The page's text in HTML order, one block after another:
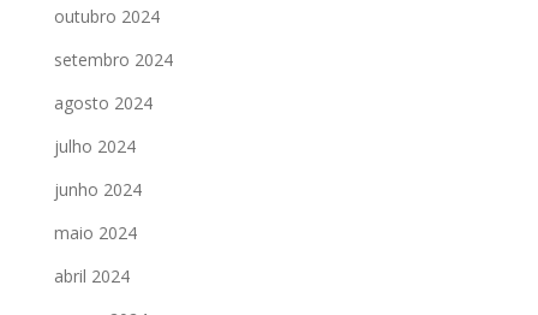
outubro 2024
setembro 2024
agosto 2024
julho 2024
junho 2024
maio 2024
abril 2024